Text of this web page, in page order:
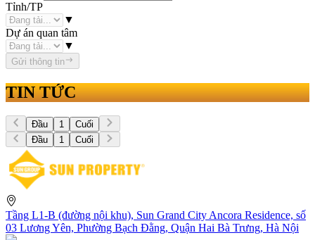
Tỉnh/TP
▼
Dự án quan tâm
▼
Gửi thông tin
TIN TỨC
Đầu 1
Cuối
Đầu
1 Cuối
Tầng L1-B (đường nội khu), Sun Grand City Ancora Residence, số
03 Lương Yên, Phường Bạch Đằng, Quận Hai Bà Trưng, Hà Nội